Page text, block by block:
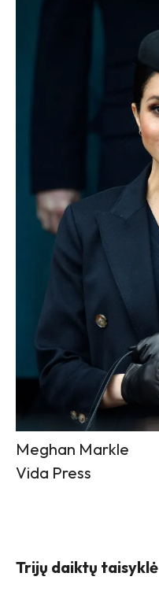
Meghan Markle
Vida Press
Trijų daiktų taisyklė